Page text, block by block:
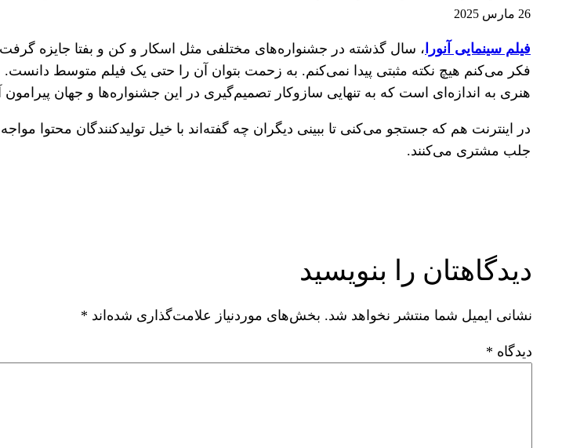
26 مارس 2025
فیلم سینمایی آنورا ، سال گذشته در جشنواره‌های مختلفی مثل اسکار و کن و بفتا جایزه
فکر می‌کنم هیچ نکته مثبتی پیدا نمی‌کنم. به زحمت بتوان آن را حتی یک فیلم متوسط
هنری به اندازه‌ای است که به تنهایی ساز‌و‌کار تصمیم‌گیری در این جشنواره‌ها و جهان
در اینترنت هم که جستجو می‌کنی تا ببینی دیگران چه گفته‌اند با خیل تولیدکنندگان محتوا
جلب مشتری می‌کنند.
دیدگاهتان را بنویسید
نشانی ایمیل شما منتشر نخواهد شد. بخش‌های موردنیاز علامت‌گذاری شده‌اند *
دیدگاه *